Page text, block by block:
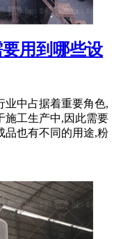
用到哪些设
业中占据着重要角色,
施工生产中,因此需要
品也有不同的用途,粉